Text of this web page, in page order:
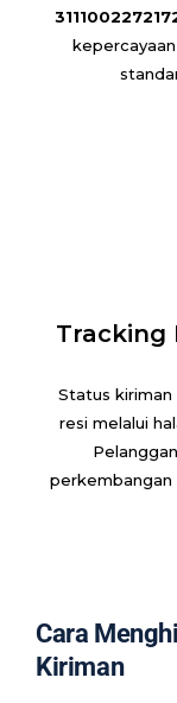
Tracking
Status
resi melalui
perkembangan
Cara
Kiriman